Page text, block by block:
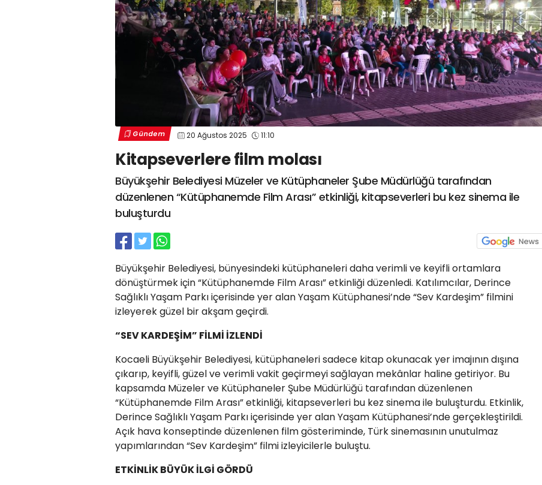
Gündem 20 Ağustos 2025 11:10
Kitapseverlere film molası
Büyükşehir Belediyesi Müzeler ve Kütüphaneler Şube Müdürlüğü tarafından
düzenlenen “Kütüphanemde Film Arası” etkinliği, kitapseverleri bu kez sinema ile
buluşturdu
Büyükşehir Belediyesi, bünyesindeki kütüphaneleri daha verimli ve keyifli ortamlara
dönüştürmek için “Kütüphanemde Film Arası” etkinliği düzenledi. Katılımcılar, Derince
Sağlıklı Yaşam Parkı içerisinde yer alan Yaşam Kütüphanesi’nde “Sev Kardeşim” filmini
izleyerek güzel bir akşam geçirdi.
“SEV KARDEŞİM” FİLMİ İZLENDİ
Kocaeli Büyükşehir Belediyesi, kütüphaneleri sadece kitap okunacak yer imajının dışına
çıkarıp, keyifli, güzel ve verimli vakit geçirmeyi sağlayan mekânlar haline getiriyor. Bu
kapsamda Müzeler ve Kütüphaneler Şube Müdürlüğü tarafından düzenlenen
“Kütüphanemde Film Arası” etkinliği, kitapseverleri bu kez sinema ile buluşturdu. Etkinlik,
Derince Sağlıklı Yaşam Parkı içerisinde yer alan Yaşam Kütüphanesi’nde gerçekleştirildi.
Açık hava konseptinde düzenlenen film gösteriminde, Türk sinemasının unutulmaz
yapımlarından “Sev Kardeşim” filmi izleyicilerle buluştu.
ETKİNLİK BÜYÜK İLGİ GÖRDÜ